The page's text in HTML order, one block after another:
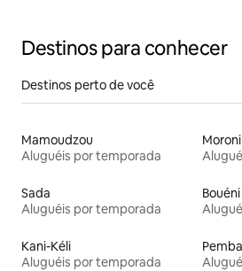
Destinos para conhecer
Destinos perto de você
Mamoudzou
Aluguéis por temporada
Moroni
Sada
Aluguéis por temporada
Bouéni
Kani-Kéli
Aluguéis por temporada
Pemba